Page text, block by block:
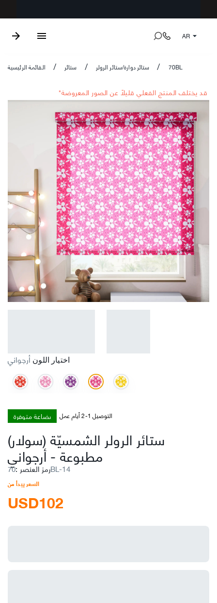
AR
القائمة الرئيسية / ستائر / ستائر دوارة/ستائر الرولر / 70BL
*قد يختلف المنتج الفعلي قليلاً عن الصور المعروضة
اختيار اللون أرجواني
بضاعة متوفرة التوصيل 1-2 أيام عمل
ستائر الرولر الشمسيّة (سولار)
مطبوعة-أرجواني
رمز العنصر : 70BL-14
السعر يبدأ من
USD102